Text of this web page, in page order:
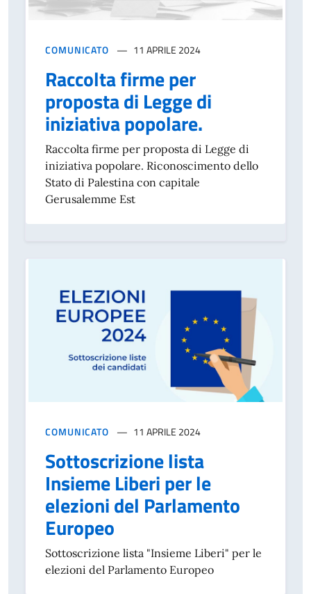
COMUNICATO 11 APRILE 2024
Raccolta firme per
proposta di Legge di
iniziativa popolare.
Raccolta firme per proposta di Legge di
iniziativa popolare. Riconoscimento dello
Stato di Palestina con capitale
Gerusalemme Est
COMUNICATO 11 APRILE 2024
Sottoscrizione lista
Insieme Liberi per le
elezioni del Parlamento
Europeo
Sottoscrizione lista "Insieme Liberi" per le
elezioni del Parlamento Europeo